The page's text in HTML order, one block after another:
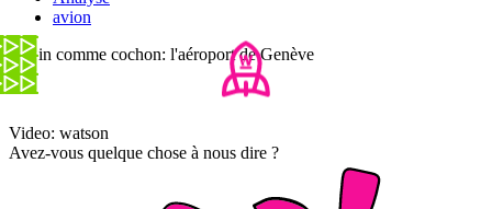
avion
Copin comme cochon: l'aéroport de Genève
Video: watson
Avez-vous quelque chose à nous dire ?